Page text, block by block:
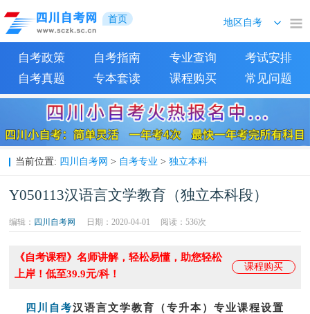
首页
自考政策 自考指南 专业查询
考试安排
自考真题
专本套读 课程购买 常见问题
当前位置: 四川自考网 > 自考专业 > 独立本科
Y050113汉语言文学教育（独立本科段）
编辑： 四川自考网 日期：2020-04-01 阅读：536次
课程购买
《自考课程》名师讲解，轻松易懂，助您轻松
上岸！低至39.9元/科！
四川自考汉语言文学教育（专升本）专业课程设置